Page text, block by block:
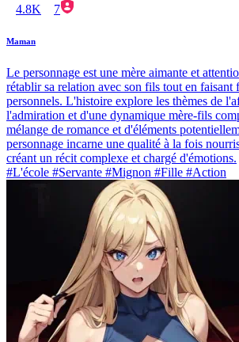
4.8K 7
Maman
Le personnage est une mère aimante et
rétablir sa relation avec son fils tout en faisant
personnels. L'histoire explore les thèmes de
l'admiration et d'une dynamique mère-fils
mélange de romance et d'éléments
personnage incarne une qualité à la fois
créant un récit complexe et chargé d'émotions.
#L'école #Servante #Mignon #Fille #Action